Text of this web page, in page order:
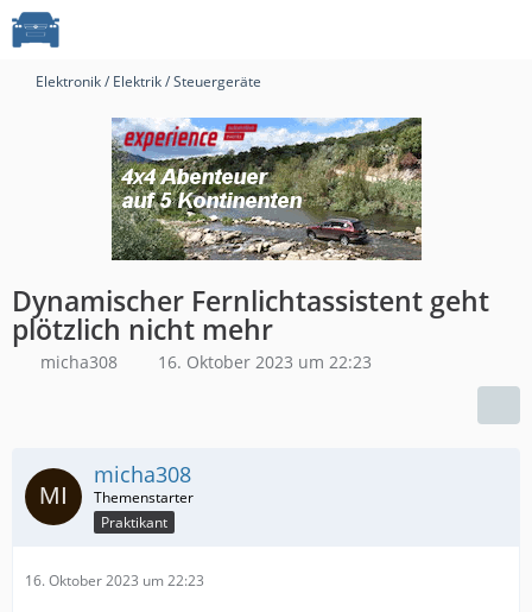
Elektronik / Elektrik / Steuergeräte
Dynamischer Fernlichtassistent geht
plötzlich nicht mehr
micha308 16. Oktober 2023 um 22:23
micha308
Praktikant
16. Oktober 2023 um 22:23